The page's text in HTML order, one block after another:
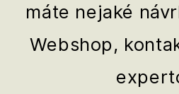
máte nejaké
Webshop,